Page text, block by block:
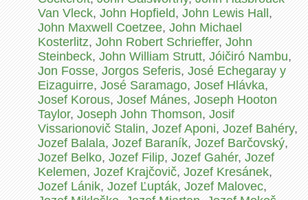
Van Vleck,John Hopfield,John Lewis Hall,
John Maxwell Coetzee,John Michael
Kosterlitz,John Robert Schrieffer,John
Steinbeck,John William Strutt,Jóičiró Nambu,
Jon Fosse,Jorgos Seferis,José Echegaray y
Eizaguirre,José Saramago,Josef Hlávka,
Josef Korous,Josef Mánes,Joseph Hooton
Taylor,Joseph John Thomson,Josif
Vissarionovič Stalin,Jozef Aponi,Jozef Bahéry,
Jozef Balala,Jozef Baraník,Jozef Barčovský,
Jozef Belko,Jozef Filip,Jozef Gahér,Jozef
Kelemen,Jozef Krajčovič,Jozef Kresánek,
Jozef Lánik,Jozef Ľupták,Jozef Malovec,